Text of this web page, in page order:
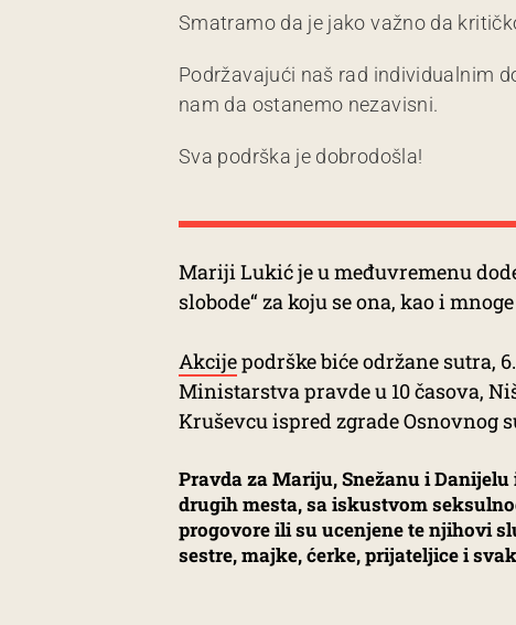
Smatramo da je jako važno da
Podržavajući naš rad individualnim
nam da ostanemo nezavisni.
Sva podrška je dobrodošla!
Mariji Lukić je u međuvremenu
slobode“ za koju se ona, kao i
Akcijepodrške biće održane sutra,
Ministarstva pravde u 10 časova,
Kruševcu ispred zgrade Osnovnog
Pravda za Mariju, Snežanu i
drugih mesta, sa iskustvom
progovore ili su ucenjene te njihovi
sestre, majke, ćerke, prijateljice i